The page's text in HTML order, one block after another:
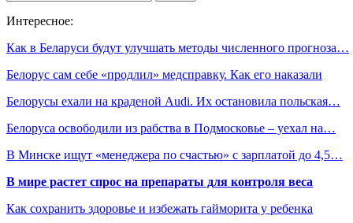
Интересное:
Как в Беларуси будут улучшать методы численного прогноза…
Белорус сам себе «продлил» медсправку. Как его наказали
Белорусы ехали на краденой Audi. Их остановила польская…
Белоруса освободили из рабства в Подмосковье – уехал на…
В Минске ищут «менеджера по счастью» с зарплатой до 4,5…
В мире растет спрос на препараты для контроля веса
Как сохранить здоровье и избежать гайморита у ребенка